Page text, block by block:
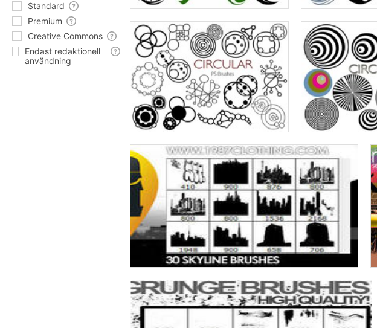
Standard
Premium
Creative Commons
Endast redaktionell
användning